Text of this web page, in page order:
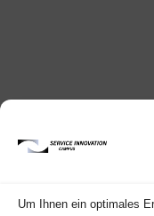
Um Ihnen ein optimales